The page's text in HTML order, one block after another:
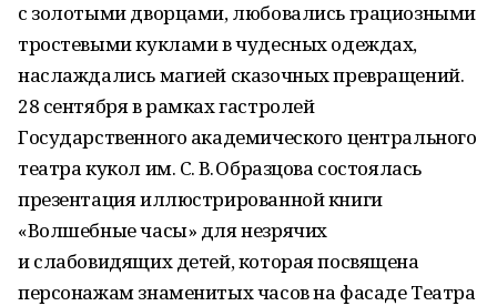
с золотыми дворцами, любовались грациозными
тростевыми куклами в чудесных одеждах,
наслаждались магией сказочных превращений.
28 сентября в рамках гастролей
Государственного академического центрального
театра кукол им. С. В. Образцова состоялась
презентация иллюстрированной книги
«Волшебные часы» для незрячих
и слабовидящих детей, которая посвящена
персонажам знаменитых часов на фасаде Театра